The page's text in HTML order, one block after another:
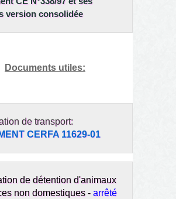
version consolidée
Documents utiles:
de transport:
CERFA 11629-01
de détention d'animaux
non domestiques -arrêté